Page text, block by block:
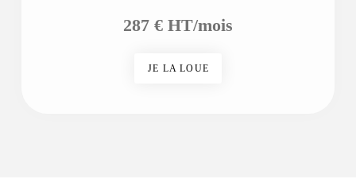
287 € HT/mois
JE LA LOUE